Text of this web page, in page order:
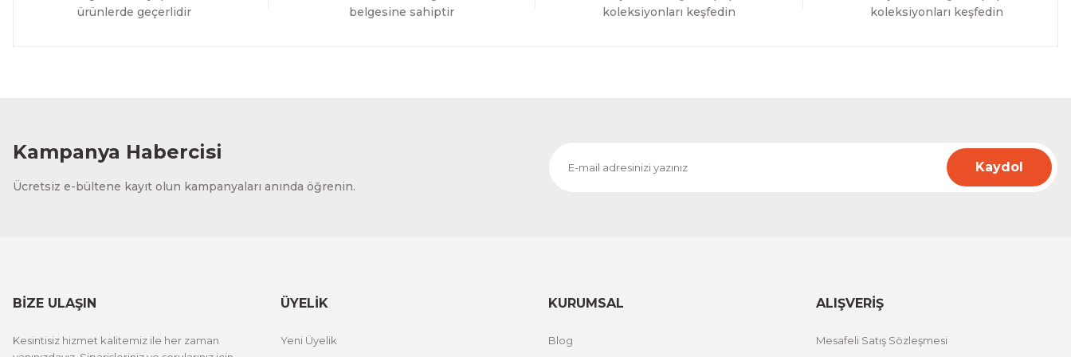
ürünlerde geçerlidir
belgesine sahiptir
koleksiyonları keşfedin
koleksiyonları keşfedin
Kampanya Habercisi
Ücretsiz e-bültene kayıt olun kampanyaları anında öğrenin.
Kaydol
BİZE ULAŞIN
Kesintisiz hizmet kalitemiz ile her zaman
ÜYELİK
Yeni Üyelik
KURUMSAL
Blog
ALIŞVERİŞ
Mesafeli Satış Sözleşmesi